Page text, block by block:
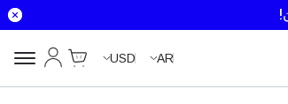
AR
USD
Cart
حسابي